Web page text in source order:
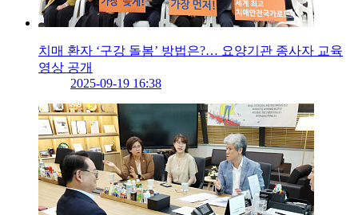
치매 환자 ‘구강 돌봄’ 방법은?… 요양기관 종사자 교육
영상 공개
2025-09-19 16:38